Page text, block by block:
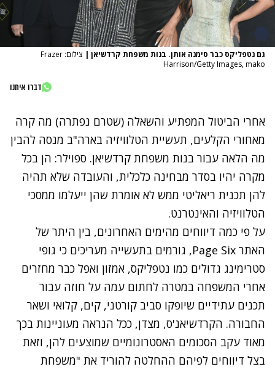
גם נטפליקס כבר סימנה אותן. בנות משפחת קרדשיאן |
צילום: Frazer
Harrison/Getty Images, mako
דברו איתנו
אחרי הביטול המפתיע והשאלה (שטרם נפתרה) מה קרה
מאחורי הקלעים, תעשיית הטלוויזיה בארה"ב מנסה להבין
מה הלאה עבור בנות משפחת קרדשיאן. ספוילר: הן בכל
מקרה יהיו בסדר מבחינה כלכלית, והעובדה שלא תהיה
להן תכנית ריאליטי ממש לא אומרת שהן ייעלמו ממסכי
הטלוויזיה והאינטרנט.
על פי כמה דיווחים מהימים האחרונים, בין היתר של
האתר Page Six, גורמים בתעשייה מעריכים כי גופי
סטרימינג גדולים כמו נטפליקס, אמזון ואפל כבר מחזרים
אחרי המשפחה במטרה לחתום עמה על חוזה עבור
תכנים עתידיים שיופקו סביב קורטני, קים, קלואי ושאר
החבורה. הקרדשיאנ'ס, מצדן, ככל הנראה מעוניינות בכך
מאוד עקב הסכומים האסטרונומיים שמוצעים להן, וזאת
בצל דיווחים לפיהם ההחלטה להוריד את "משפחת